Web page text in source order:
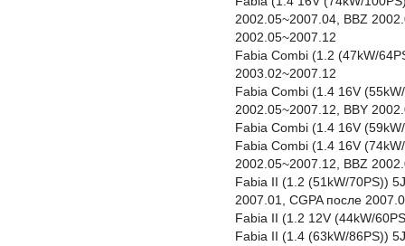
2002.05~2007.04, BBZ
2002.05~2007.12
Fabia Combi (1.2 (47kW/
2003.02~2007.12
Fabia Combi (1.4 16V
2002.05~2007.12, BBY
Fabia Combi (1.4 16V
Fabia Combi (1.4 16V
2002.05~2007.12, BBZ
Fabia II (1.2 (51kW/70PS))
2007.01, CGPA после
Fabia II (1.2 12V (44kW/
Fabia II (1.4 (63kW/86PS))